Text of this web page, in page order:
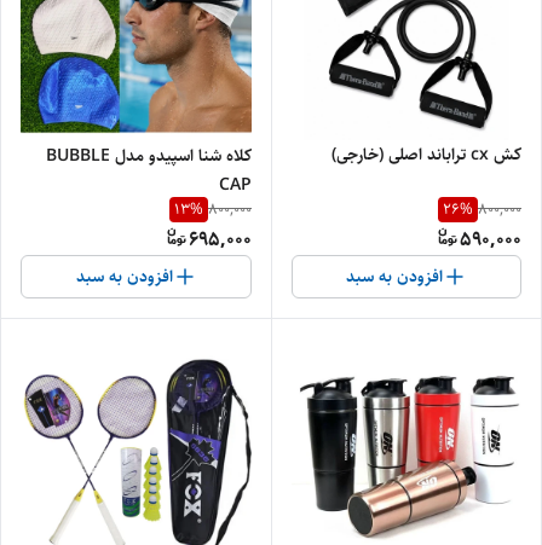
کش cx تراباند اصلی (خارجی)
800,000
26%
590,000
افزودن به سبد
کلاه شنا اسپیدو مدل BUBBLE
CAP
800,000
13%
695,000
افزودن به سبد